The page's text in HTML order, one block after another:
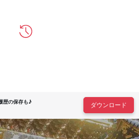
歴の保存も♪
ダウンロード